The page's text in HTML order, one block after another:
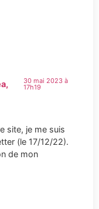
30 mai 2023 à
17h19
site, je me suis
(le 17/12/22).
de mon